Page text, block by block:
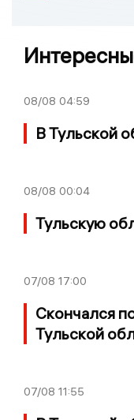
08/08 04:59
В Тульской
08/08 00:04
Тульскую
07/08 17:00
Скончался
Тульской
07/08 11:55